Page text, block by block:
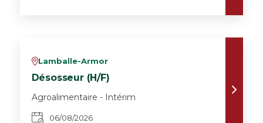
vLamballe-Armor
Désosseur (H/F)
Agroalimentaire - Intérim
06/08/2026